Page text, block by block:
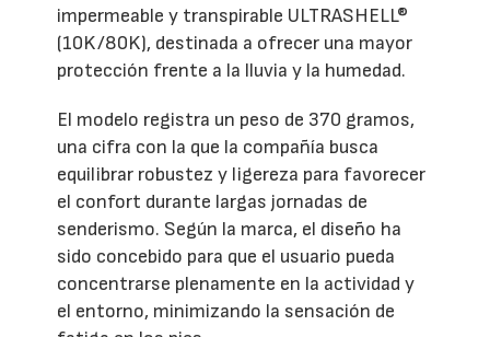
impermeable y transpirable ULTRASHELL®
(10K/80K), destinada a ofrecer una mayor
protección frente a la lluvia y la humedad.
El modelo registra un peso de 370 gramos,
una cifra con la que la compañía busca
equilibrar robustez y ligereza para favorecer
el confort durante largas jornadas de
senderismo. Según la marca, el diseño ha
sido concebido para que el usuario pueda
concentrarse plenamente en la actividad y
el entorno, minimizando la sensación de